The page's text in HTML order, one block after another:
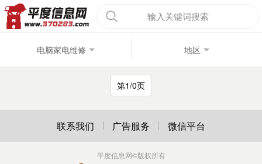
输入关键词搜索
电脑家电维修 地区
第1/0页
联系我们 广告服务 微信平台
平度信息网©版权所有